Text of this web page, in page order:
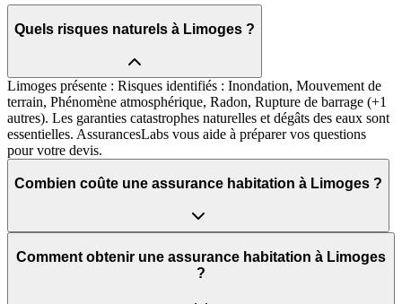
Quels risques naturels à Limoges ?
Limoges présente : Risques identifiés : Inondation, Mouvement de
terrain, Phénomène atmosphérique, Radon, Rupture de barrage (+1
autres). Les garanties catastrophes naturelles et dégâts des eaux sont
essentielles. AssurancesLabs vous aide à préparer vos questions
pour votre devis.
Combien coûte une assurance habitation à Limoges ?
Comment obtenir une assurance habitation à Limoges
?